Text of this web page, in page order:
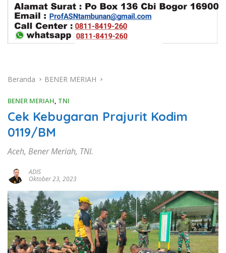
Beranda BENER MERIAH
BENER MERIAH, TNI
Cek Kebugaran Prajurit Kodim
0119/BM
Aceh, Bener Meriah, TNI.
ADIS
Oktober 23, 2023